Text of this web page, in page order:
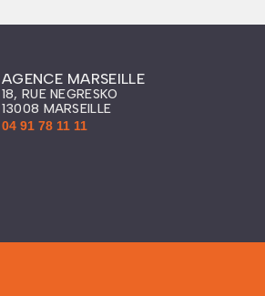
AGENCE MARSEILLE
18, RUE NEGRESKO
13008 MARSEILLE
04 91 78 11 11